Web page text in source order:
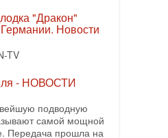
на самом деле
Израиля Биньямина
Трампом
Полная
Трамп не
взрыв!
МИГДАЛЬ,
"Дракон"
Новости
TV
- НОВОСТИ
подводную
самой мощной
Передача прошла на